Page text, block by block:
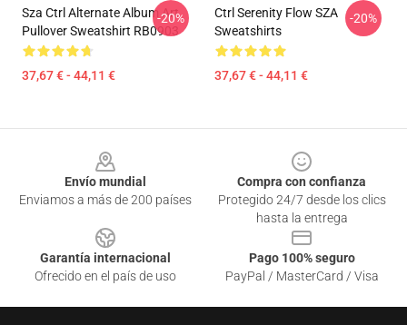
Sza Ctrl Alternate Album Art
Pullover Sweatshirt RB0903
37,67 € - 44,11 €
-20%
Ctrl Serenity Flow SZA
Sweatshirts
37,67 € - 44,11 €
-20%
Envío mundial
Enviamos a más de 200 países
Compra con confianza
Protegido 24/7 desde los clics
hasta la entrega
Garantía internacional
Ofrecido en el país de uso
Pago 100% seguro
PayPal / MasterCard / Visa